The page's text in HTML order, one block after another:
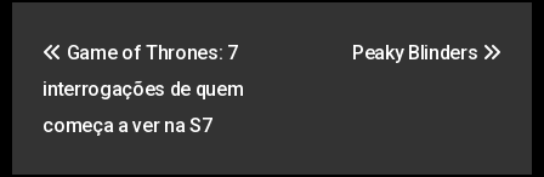
de
artigos
Game of Thrones: 7
interrogações de quem
começa a ver na S7
Peaky Blinders